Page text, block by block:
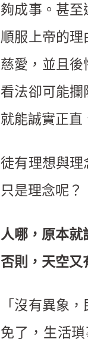
夠成事。甚
順服上帝的
慈愛，並且
看法卻可能
就能誠實正直
徒有理想與
只是理念呢？
人哪，原本就
否則，天空又
「沒有異象
免了，生活